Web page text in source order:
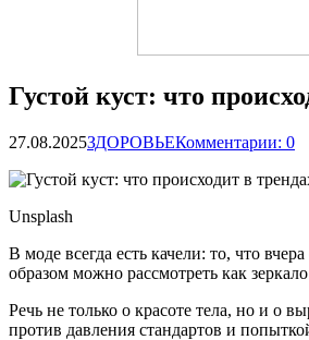
Густой куст: что
27.08.2025ЗДОРОВЬЕКомментарии: 0
Unsplash
В моде всегда есть качели: то, что
образом можно рассмотреть как
Речь не только о красоте тела, но и о
против давления стандартов и